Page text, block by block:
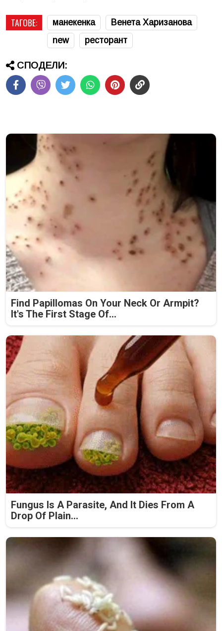
ТАГОВЕ: манекенка
Венета Харизанова
new
ресторант
СПОДЕЛИ:
Find Papillomas On Your Neck Or Armpit?
It's The First Stage Of...
Fungus Is A Parasite, And It Dies From A
Drop Of Plain...